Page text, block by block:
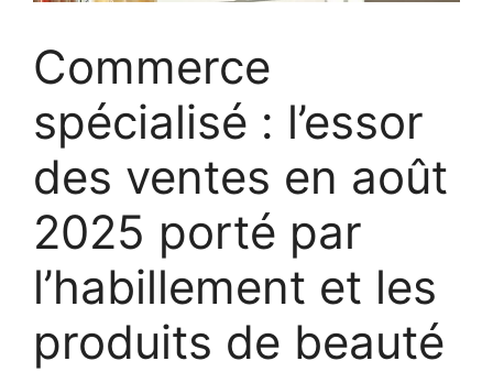
Commerce
spécialisé : l’essor
des ventes en août
2025 porté par
l’habillement et les
produits de beauté